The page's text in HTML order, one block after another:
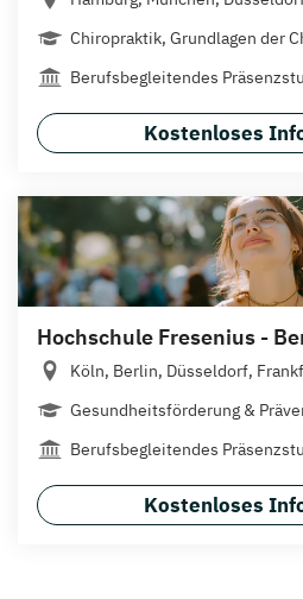
Chiropraktik, Grundlagen der
Berufsbegleitendes
Kostenloses
Hochschule Fresenius -
Köln, Berlin, Düsseldorf,
Gesundheitsförderung &
Berufsbegleitendes
Kostenloses